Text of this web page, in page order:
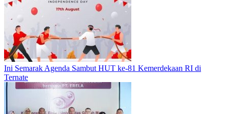
Ini Semarak Agenda Sambut HUT ke-81 Kemerdekaan RI di
Ternate